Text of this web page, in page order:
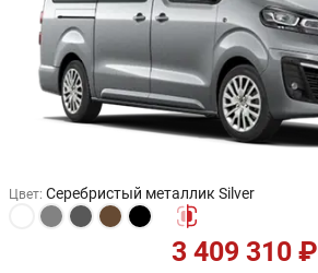
Цвет: Серебристый металлик Silver
3 409 310 ₽